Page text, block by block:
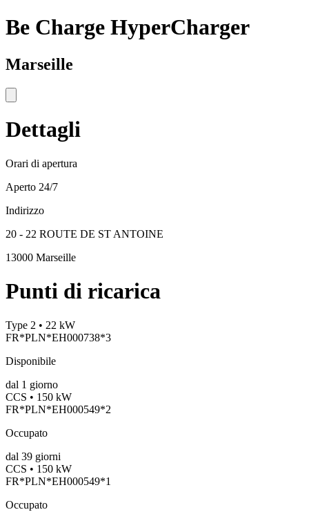
Be Charge HyperCharger
Marseille
Dettagli
Orari di apertura
Aperto 24/7
Indirizzo
20 - 22 ROUTE DE ST ANTOINE
13000 Marseille
Punti di ricarica
Type 2 • 22 kW
FR*PLN*EH000738*3
Disponibile
dal 1 giorno
CCS • 150 kW
FR*PLN*EH000549*2
Occupato
dal 39 giorni
CCS • 150 kW
FR*PLN*EH000549*1
Occupato